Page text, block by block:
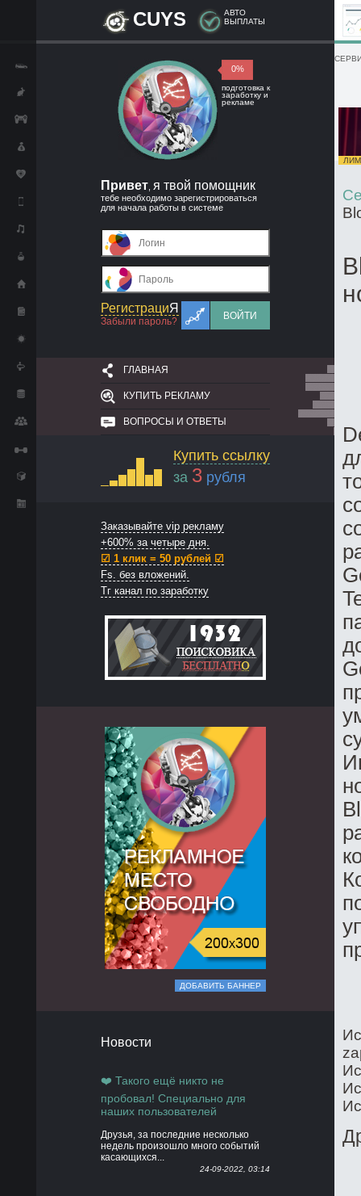
CUYS
АВТО
ВЫПЛАТЫ
0%
подготовка к
заработку и
рекламе
Привет я твой помощник
тебе необходимо зарегистрироваться
для начала работы в системе
РегистрациЯ
Забыли пароль?
ВОЙТИ
ГЛАВНАЯ
КУПИТЬ РЕКЛАМУ
ВОПРОСЫ И ОТВЕТЫ
Купить ссылку
за 3 рубля
Заказывайте vip рекламу
+600% за четыре дня.
☑ 1 клик = 50 рублей ☑
Fs. без вложений.
Тг канал по заработку
ДОБАВИТЬ БАННЕР
Новости
❤️ Такого ещё никто не
пробовал! Специально для
наших пользователей
Друзья, за последние несколько
недель произошло много событий
касающихся...
24-09-2022, 03:14